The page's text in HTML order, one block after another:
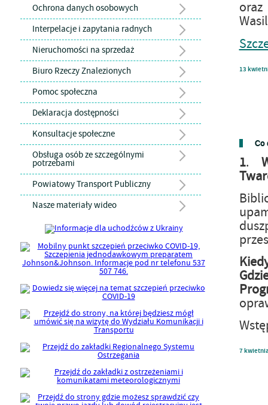
Ochrona danych osobowych
Interpelacje i zapytania radnych
Nieruchomości na sprzedaż
Biuro Rzeczy Znalezionych
Pomoc społeczna
Deklaracja dostępności
Konsultacje społeczne
Obsługa osób ze szczególnymi
potrzebami
Powiatowy Transport Publiczny
Nasze materiały wideo
13
Co
1.
7